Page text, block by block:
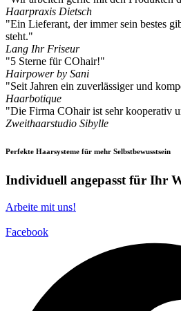
Haarpraxis Dietsch
"Ein Lieferant, der immer sein bestes
steht."
Lang Ihr Friseur
"5 Sterne für COhair!"
Hairpower by Sani
"Seit Jahren ein zuverlässiger und
Haarbotique
"Die Firma COhair ist sehr kooperativ
Zweithaarstudio Sibylle
Perfekte Haarsysteme für mehr Selbstbewusstsein
Individuell angepasst für Ihr
Arbeite mit uns!
Facebook